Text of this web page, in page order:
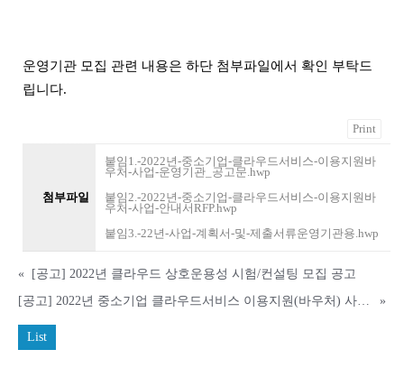
운영기관 모집 관련 내용은 하단 첨부파일에서 확인 부탁드
립니다.
Print
첨부파일
붙임1.-2022년-중소기업-클라우드서비스-이용지원바
우처-사업-운영기관_공고문.hwp
붙임2.-2022년-중소기업-클라우드서비스-이용지원바
우처-사업-안내서RFP.hwp
붙임3.-22년-사업-계획서-및-제출서류운영기관용.hwp
«
[공고] 2022년 클라우드 상호운용성 시험/컨설팅 모집 공고
[공고] 2022년 중소기업 클라우드서비스 이용지원(바우처) 사업 참여기업(수요) 모집공고
»
List